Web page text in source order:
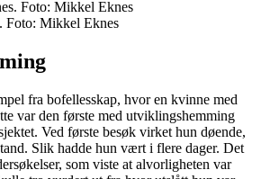
Foto: Mikkel Eknes
fra bofellesskap, hvor en kvinne med
var den første med utviklingshemming
Ved første besøk virket hun døende,
Slik hadde hun vært i flere dager. Det
som viste at alvorligheten var